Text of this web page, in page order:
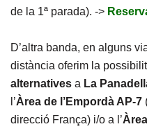
de la 1ª parada). ->
D’altra banda, en alguns
distància oferim la
alternatives a La
l’Àrea de l’Empordà AP-7
direcció França) i/o a l’